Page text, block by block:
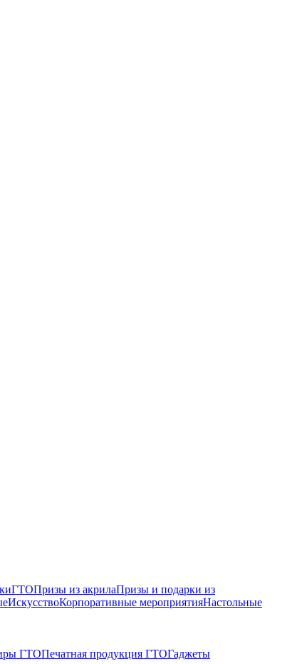
ГТОПризы из акрилаПризы и подарки из
ИскусствоКорпоративные мероприятияНастольные
ГТОПечатная продукция ГТОГаджеты